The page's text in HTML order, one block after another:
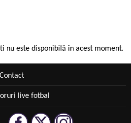
nu este disponibilă în acest moment.
Contact
live fotbal